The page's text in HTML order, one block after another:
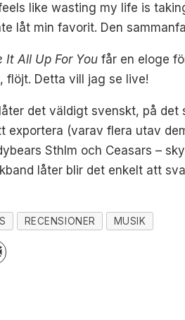
like wasting my life is
låt min favorit. Den
It All Up For You får en eloge
flöjt. Detta vill jag se live!
låter det väldigt svenskt, på
exportera (varav flera utav
Sthlm och Ceasars –
låter blir det enkelt att
RECENSIONER MUSIK